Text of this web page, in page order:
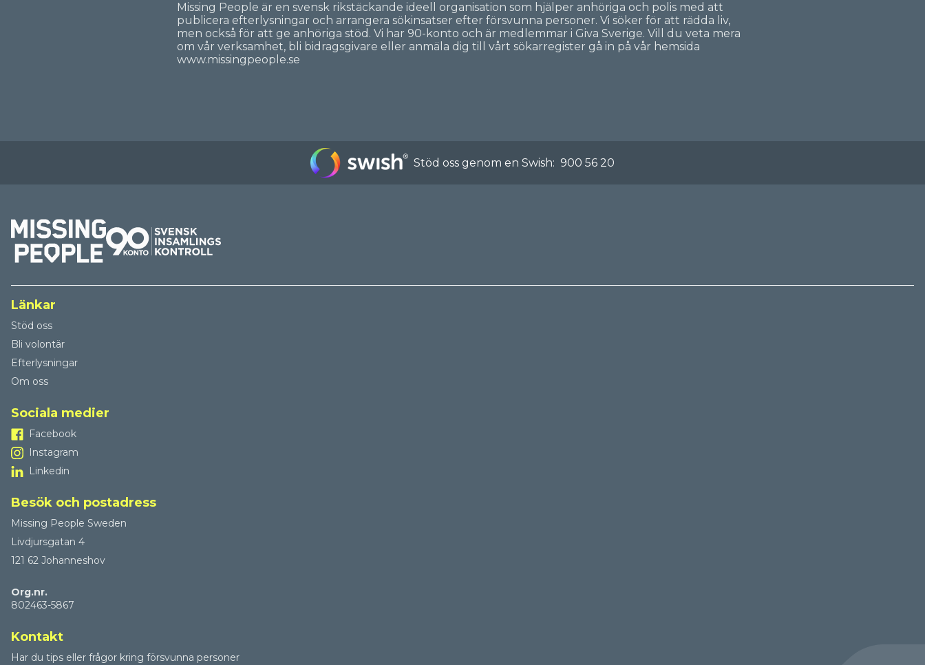
Missing People är en svensk rikstäckande ideell organisation som hjälper anhöriga och polis med att
publicera efterlysningar och arrangera sökinsatser efter försvunna personer. Vi söker för att rädda liv,
men också för att ge anhöriga stöd. Vi har 90-konto och är medlemmar i Giva Sverige. Vill du veta mera
om vår verksamhet, bli bidragsgivare eller anmäla dig till vårt sökarregister gå in på vår hemsida
www.missingpeople.se
Stöd oss genom en Swish: 900 56 20
Länkar
Stöd oss
Bli volontär
Efterlysningar
Om oss
Sociala medier
Facebook
Instagram
Linkedin
Besök och postadress
Missing People Sweden
Livdjursgatan 4
121 62 Johanneshov
Org.nr.
802463-5867
Kontakt
Har du tips eller frågor kring försvunna personer